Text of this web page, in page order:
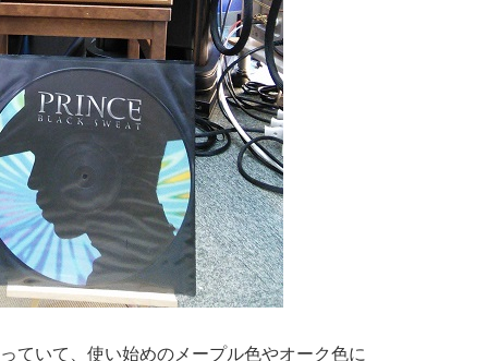
ていて、使い始めのメープル色やオーク色に